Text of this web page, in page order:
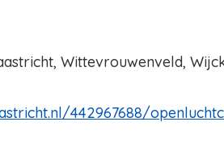
Wittevrouwenveld,
442967688/